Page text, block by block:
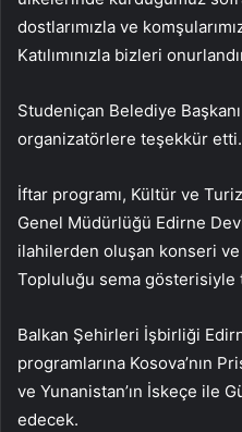
dostlarımızla ve
Katılımınızla bizleri
Studeniçan Belediye
organizatörlere teşekkür etti.
İftar programı, Kültür ve
Genel Müdürlüğü Edirne
ilahilerden oluşan konseri
Topluluğu sema gösterisiyle
Balkan Şehirleri İşbirliği
programlarına Kosova’nın
ve Yunanistan’ın İskeçe ile
edecek.